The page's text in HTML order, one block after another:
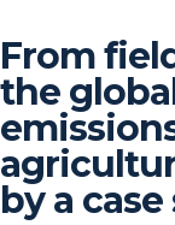
From
the
by a